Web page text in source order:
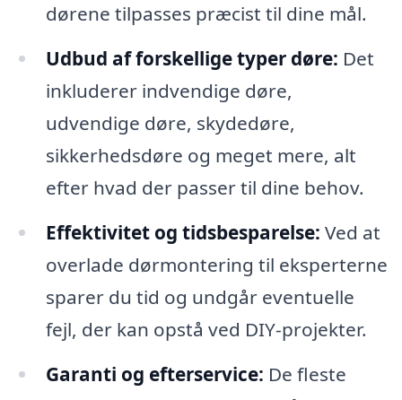
dørene tilpasses præcist til dine mål.
Udbud af forskellige typer døre: Det
inkluderer indvendige døre,
udvendige døre, skydedøre,
sikkerhedsdøre og meget mere, alt
efter hvad der passer til dine behov.
Effektivitet og tidsbesparelse: Ved at
overlade dørmontering til eksperterne
sparer du tid og undgår eventuelle
fejl, der kan opstå ved DIY-projekter.
Garanti og efterservice: De fleste